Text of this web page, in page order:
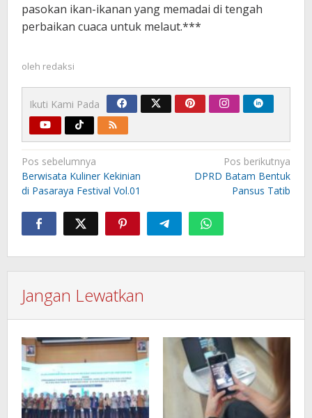
pasokan ikan-ikanan yang memadai di tengah
perbaikan cuaca untuk melaut.***
oleh redaksi
Ikuti Kami Pada
Navigasi
pos
Pos sebelumnya
Berwisata Kuliner Kekinian
di Pasaraya Festival Vol.01
Pos berikutnya
DPRD Batam Bentuk
Pansus Tatib
Jangan Lewatkan